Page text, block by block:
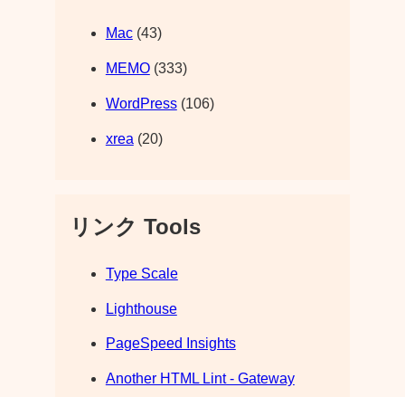
Mac(43)
MEMO(333)
WordPress(106)
xrea (20)
リンク Tools
Type Scale
Lighthouse
PageSpeed Insights
Another HTML Lint - Gateway